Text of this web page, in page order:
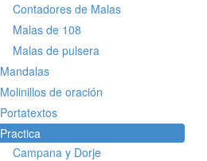
Contadores de Malas
Malas de 108
Malas de pulsera
Mandalas
Molinillos de oración
Portatextos
Practica
Campana y Dorje